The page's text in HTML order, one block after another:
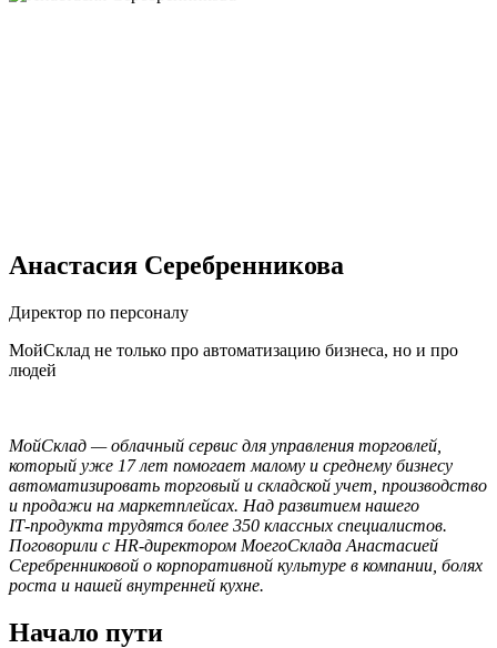
Анастасия Серебренникова
Директор по персоналу
МойСклад не только про автоматизацию бизнеса, но и про
людей
МойСклад — облачный сервис для управления торговлей,
который уже 17 лет помогает малому и среднему бизнесу
автоматизировать торговый и складской учет, производство
и продажи на маркетплейсах. Над развитием нашего
IT‑продукта трудятся более 350 классных специалистов.
Поговорили с HR‑директором МоегоСклада Анастасией
Серебренниковой о корпоративной культуре в компании, болях
роста и нашей внутренней кухне.
Начало пути